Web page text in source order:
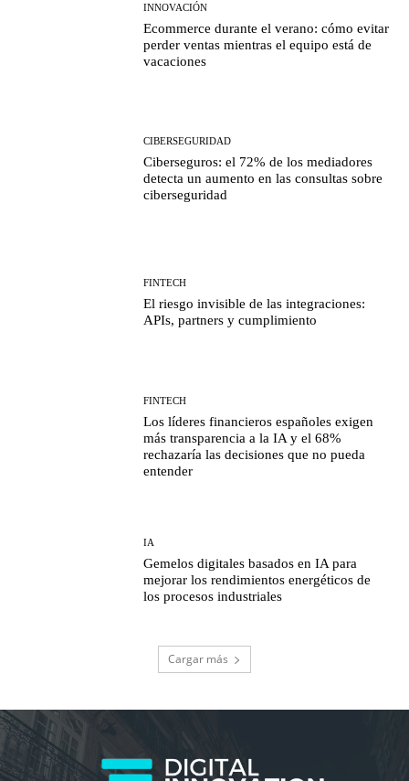
INNOVACIÓN
Ecommerce durante el verano: cómo evitar
perder ventas mientras el equipo está de
vacaciones
CIBERSEGURIDAD
Ciberseguros: el 72% de los mediadores
detecta un aumento en las consultas sobre
ciberseguridad
FINTECH
El riesgo invisible de las integraciones:
APIs, partners y cumplimiento
FINTECH
Los líderes financieros españoles exigen
más transparencia a la IA y el 68%
rechazaría las decisiones que no pueda
entender
IA
Gemelos digitales basados en IA para
mejorar los rendimientos energéticos de
los procesos industriales
Cargar más